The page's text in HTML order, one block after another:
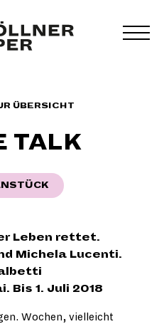
ÜBERSICHT
TALK
Leben rettet.
Michela Lucenti.
Bis 1. Juli 2018
Wochen, vielleicht